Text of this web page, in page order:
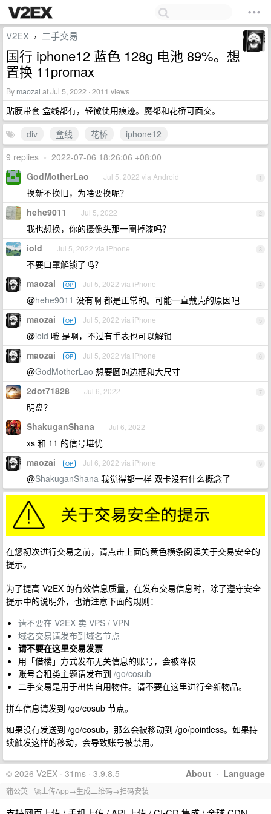
V2EX › 二手交易
国行 iphone12 蓝色 128g 电池 89%。想
置换 11promax
By maozai at Jul 5, 2022 · 2011 views
贴膜带套 盒线都有，轻微使用痕迹。魔都和花桥可面交。
div
盒线 花桥
iphone12
9 replies • 2022-07-06 18:26:06 +08:00
1
GodMotherLao Jul 5, 2022 via Android
换新不换旧，为啥要换呢？
2
hehe9011 Jul 5, 2022
我也想换，你的摄像头那一圈掉漆吗？
3
iold Jul 5, 2022 via iPhone
不要口罩解锁了吗？
4
maozai OP Jul 5, 2022 via iPhone
@hehe9011 没有啊 都是正常的。可能一直戴壳的原因吧
5
maozai OP Jul 5, 2022 via iPhone
@iold 哦 是啊，不过有手表也可以解锁
6
maozai OP Jul 5, 2022 via iPhone
@GodMotherLao 想要圆的边框和大尺寸
7
2dot71828 Jul 6, 2022
明盘？
8
ShakuganShana Jul 6, 2022
xs 和 11 的信号堪忧
9
maozai OP Jul 6, 2022 via iPhone
@ShakuganShana 我觉得都一样 双卡没有什么概念了
在您初次进行交易之前，请点击上面的黄色横条阅读关于交易安全的
提示。
为了提高 V2EX 的有效信息质量，在发布交易信息时，除了遵守安全
提示中的说明外，也请注意下面的规则：
请不要在 V2EX 卖 VPS / VPN
域名交易请发布到域名节点
请不要在这里交易发票
用「借楼」方式发布无关信息的账号，会被降权
账号合租类主题请发布到 /go/cosub
二手交易是用于出售自用物件。请不要在这里进行全新物品。
拼车信息请发到 /go/cosub 节点。
如果没有发送到 /go/cosub，那么会被移动到 /go/pointless。如果持
续触发这样的移动，会导致账号被禁用。
About · Language
© 2026 V2EX · 31ms · 3.9.8.5
蒲公英 - 🚀上传App→生成二维码→扫码安装